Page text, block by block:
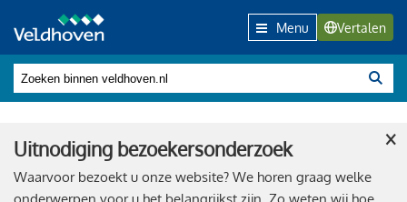
Menu Vertalen
Uitnodiging bezoekersonderzoek
Waarvoor bezoekt u onze website? We horen graag welke
×